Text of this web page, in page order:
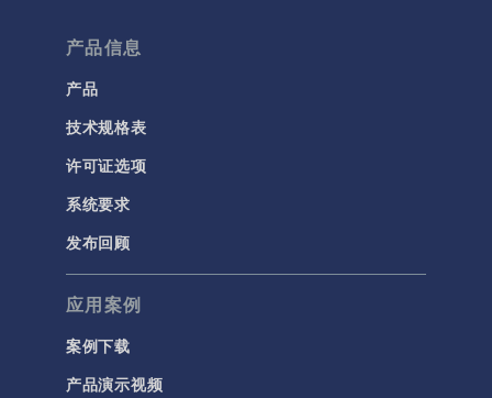
COMSOL 6.1 更新 1
COMSOL 6.1
COMSOL 6.0(6.0.0.312)
COMSOL 5.6 更新 2
COMSOL 5.6 更新 1
产品信息
产品
技术规格表
许可证选项
系统要求
发布回顾
应用案例
案例下载
产品演示视频